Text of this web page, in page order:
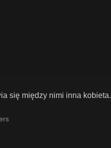
się między nimi inna kobieta.